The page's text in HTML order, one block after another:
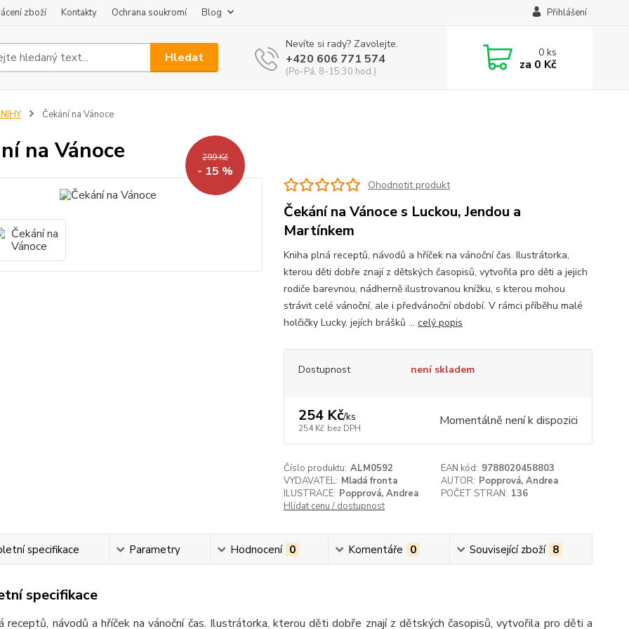
zboží Kontakty Ochrana soukromí Blog Přihlášení
Hledat
Nevíte si rady? Zavolejte.
+420 606 771 574
(Po-Pá, 8-15:30 hod.)
0ks
za 0 Kč
Čekání na Vánoce
na Vánoce 299 Kč
- 15 %
Ohodnotit produkt
Čekání na Vánoce s Luckou, Jendou a
Martínkem
Kniha plná receptů, návodů a hříček na vánoční čas. Ilustrátorka,
kterou děti dobře znají z dětských časopisů, vytvořila pro děti a jejich
rodiče barevnou, nádherně ilustrovanou knížku, s kterou mohou
strávit celé vánoční, ale i předvánoční období. V rámci příběhu malé
holčičky Lucky, jejích brášků ... celý popis
Dostupnost není skladem
254 Kč/ks
254 Kč bez DPH Momentálně není k dispozici
Číslo produktu: ALM0592 EAN kód: 9788020458803
VYDAVATEL: Mladá fronta AUTOR: Popprová, Andrea
ILUSTRACE: Popprová, Andrea POČET STRAN: 136
Hlídat cenu / dostupnost
specifikace Parametry Hodnocení 0 Komentáře 0 Související zboží 8
specifikace
receptů, návodů a hříček na vánoční čas. Ilustrátorka, kterou děti dobře znají z dětských časopisů, vytvořila pro děti a